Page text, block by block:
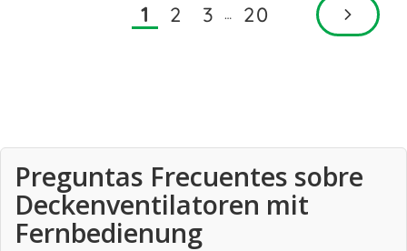
1 2 3 … 20
Preguntas Frecuentes sobre
Deckenventilatoren mit
Fernbedienung